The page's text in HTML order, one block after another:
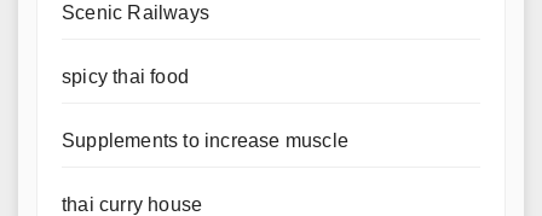
Scenic Railways
spicy thai food
Supplements to increase muscle
thai curry house